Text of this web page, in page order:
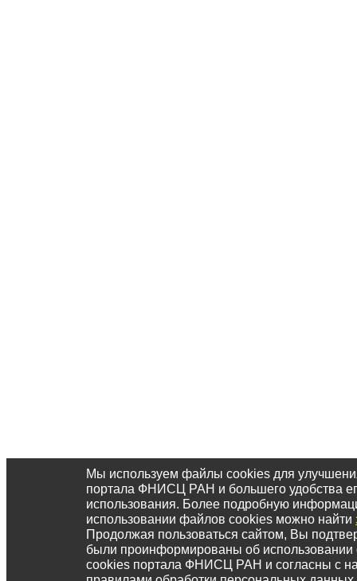
Мы используем файлы cookies для
портала ФНИСЦ РАН и большего удобства
использования. Более подробную
использовании файлов cookies можно найти
Продолжая пользоваться сайтом, Вы
были проинформированы об
cookies портала ФНИСЦ РАН и согласны с